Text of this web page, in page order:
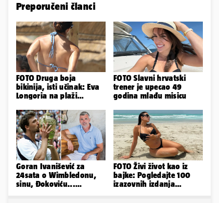
Preporučeni članci
FOTO Druga boja
bikinija, isti učinak: Eva
Longoria na plaži
obline
FOTO Slavni hrvatski
trener je upecao 49
godina mlađu misicu
Goran Ivanišević za
24sata o Wimbledonu,
sinu, Đokoviću...
FOTO Živi život kao iz
bajke: Pogledajte 100
izazovnih izdanja